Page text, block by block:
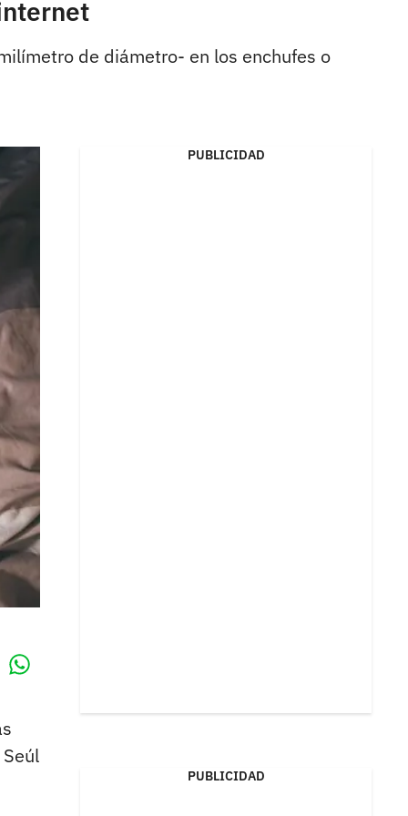
de diámetro- en los enchufes o
PUBLICIDAD
PUBLICIDAD